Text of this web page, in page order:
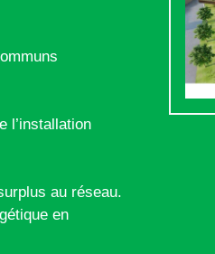
l’installation
au réseau.
en